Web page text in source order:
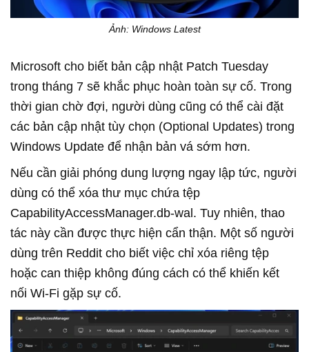
Ảnh: Windows Latest
Microsoft cho biết bản cập nhật Patch Tuesday
trong tháng 7 sẽ khắc phục hoàn toàn sự cố. Trong
thời gian chờ đợi, người dùng cũng có thể cài đặt
các bản cập nhật tùy chọn (Optional Updates) trong
Windows Update để nhận bản vá sớm hơn.
Nếu cần giải phóng dung lượng ngay lập tức, người
dùng có thể xóa thư mục chứa tệp
CapabilityAccessManager.db-wal. Tuy nhiên, thao
tác này cần được thực hiện cẩn thận. Một số người
dùng trên Reddit cho biết việc chỉ xóa riêng tệp
hoặc can thiệp không đúng cách có thể khiến kết
nối Wi-Fi gặp sự cố.